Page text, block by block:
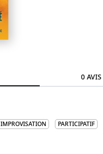
0 AVIS
IMPROVISATION PARTICIPATIF